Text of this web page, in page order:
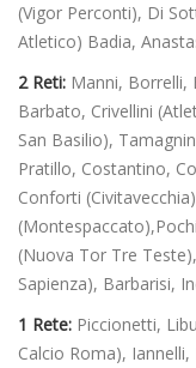
(Vigor Perconti), Di
Atletico) Badia,
2 Reti: Manni, Borrelli,
Barbato, Crivellini
San Basilio),
Pratillo, Costantino,
Conforti
(Nuova Tor Tre
Sapienza), Barbarisi,
1 Rete: Piccionetti,
Calcio Roma),